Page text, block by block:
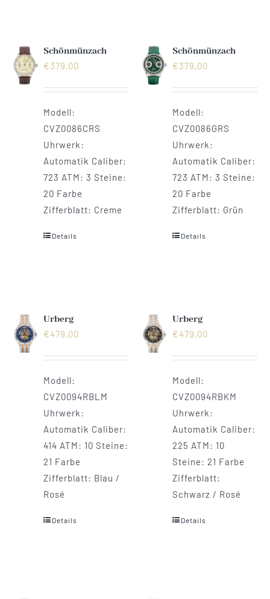
Schönmünzach
€379,00
Modell:
CVZ0086CRS
Uhrwerk:
Automatik Caliber:
723 ATM: 3 Steine:
20 Farbe
Zifferblatt: Creme
Details
Schönmünzach
€379,00
Modell:
CVZ0086GRS
Uhrwerk:
Automatik Caliber:
723 ATM: 3 Steine:
20 Farbe
Zifferblatt: Grün
Details
Urberg
€479,00
Modell:
CVZ0094RBLM
Uhrwerk:
Automatik Caliber:
414 ATM: 10 Steine:
21 Farbe
Zifferblatt: Blau /
Rosé
Details
Urberg
€479,00
Modell:
CVZ0094RBKM
Uhrwerk:
Automatik Caliber:
225 ATM: 10
Steine: 21 Farbe
Zifferblatt:
Schwarz / Rosé
Details